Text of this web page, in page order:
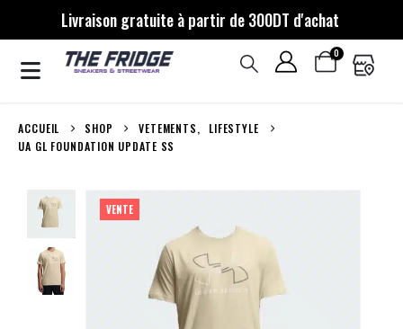
Livraison gratuite à partir de 300DT d'achat
0
ACCUEIL SHOP VETEMENTS,
LIFESTYLE
UA GL FOUNDATION UPDATE SS
VENTE